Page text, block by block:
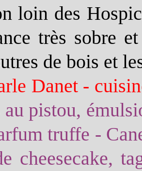
loin des
très sobre
de bois et
Danet -
au pistou,
truffe -
cheesecake,